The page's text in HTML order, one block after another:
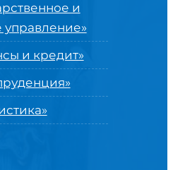
и
и кредит»